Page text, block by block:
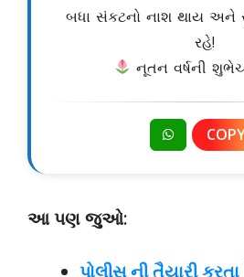
બધા સંકટનો નાશ થાય અને
રહે!
નૂતન વર્ષની
આ પણ જુઓ:
પોલીસ ની તૈયારી